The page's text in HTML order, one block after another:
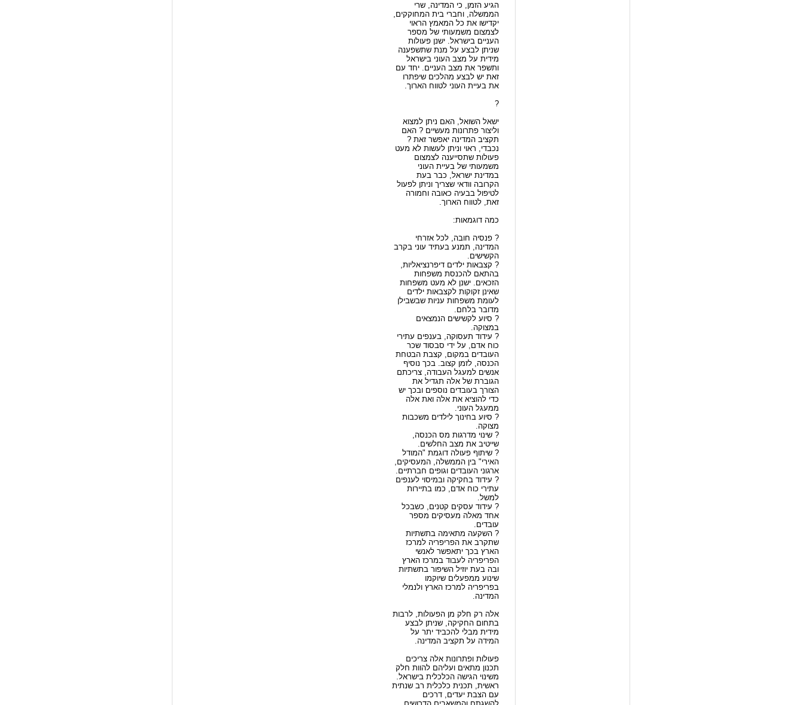
הגיע הזמן, כי המדינה, שרי
הממשלה, וחברי בית המחוקקים,
יקדישו את כל המאמץ הראוי
לצמצום משמעותי של מספר
העניים בישראל. ישנן פעולות
שניתן לבצע על מנת שתשפענה
מידית על מצב העוני בישראל
ותשפר את מצב העניים. יחד עם
זאת יש לבצע מהלכים שיפתרו
את בעיית העוני לטווח הארוך.
?
ישאל השואל, האם ניתן למצוא
וליצור פתרונות מעשיים ? האם
תקציב המדינה יאפשר זאת ?
נכבדי, ראוי וניתן לעשות לא מעט
פעולות שתסייענה לצמצום
משמעותי של בעיית העוני
במדינת ישראל, כבר בעת
הקרובה וודאי שצריך וניתן לפעול
לטיפול בבעיה כאובה וחמורה
זאת, לטווח הארוך.
כמה דוגמאות:
? פנסיה חובה, לכל אזרחי
המדינה, תמנע בעתיד עוני בקרב
הקשישים.
? קצבאות ילדים דיפרנציאליות,
בהתאם להכנסת משפחות
הזכאים. ישנן לא מעט משפחות
שאינן זקוקות לקצבאות ילדים
לעומת משפחות עניות שבשבילן
מדובר בלחם.
? סיוע לקשישים הנמצאים
במצוקה.
? עידוד תעסוקה, בענפים עתירי
כוח אדם, על ידי סבסוד שכר
העובדים במקום, קצבת הבטחת
הכנסה, לזמן קצוב. בכך נוסיף
אנשים למעגל העבודה, צריכתם
הגוברת של אלה תגדיל את
הצורך בעובדים נוספים ובכך יש
כדי להוציא את אלה ואת אלה
ממעגל העוני.
? סיוע בחינוך לילדים משכבות
מצוקה.
? שינוי מדרגות מס הכנסה,
שייטיב את מצב החלשים.
? שיתוף פעולה דוגמת "המודל
האירי" בין הממשלה, המעסיקים,
ארגוני העובדים וגופים חברתיים.
? עידוד בחקיקה ובמיסוי לענפים
עתירי כוח אדם, כמו בתיירות
למשל.
? עידוד עסקים קטנים, כשבכל
אחד מאלה מעסיקים מספר
עובדים.
? השקעה מתאימה בתשתיות
שתקרב את הפריפריה למרכז
הארץ בכך יתאפשר לאנשי
הפריפריה לעבוד במרכז הארץ
ובה בעת יוזיל השיפור בתשתיות
שינוע ממפעלים שיוקמו
בפריפריה למרכז הארץ ולנמלי
המדינה.
אלה רק חלק מן הפעולות, לרבות
בתחום החקיקה, שניתן לבצע
מידית מבלי להכביד יתר על
המידה על תקציב המדינה.
פעולות ופתרונות אלה צריכים
תכנון מתאים ועליהם להוות חלק
משינוי הגישה הכלכלית בישראל.
ראשית, תכנית כלכלית רב שנתית
עם הצבת יעדים, דרכים